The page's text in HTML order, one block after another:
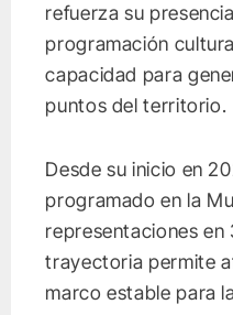
refuerza su
programación
capacidad para
puntos del territorio.
Desde su inicio en
programado en la
representaciones en
trayectoria permite
marco estable para